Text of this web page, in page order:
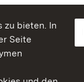
zu bieten. In
Seite